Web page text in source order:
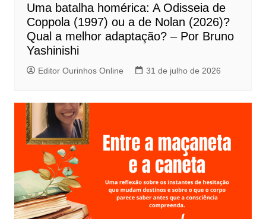
Uma batalha homérica: A Odisseia de
Coppola (1997) ou a de Nolan (2026)?
Qual a melhor adaptação? – Por Bruno
Yashinishi
Editor Ourinhos Online 31 de julho de 2026